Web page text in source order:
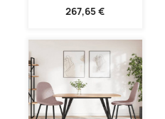
267,65 €